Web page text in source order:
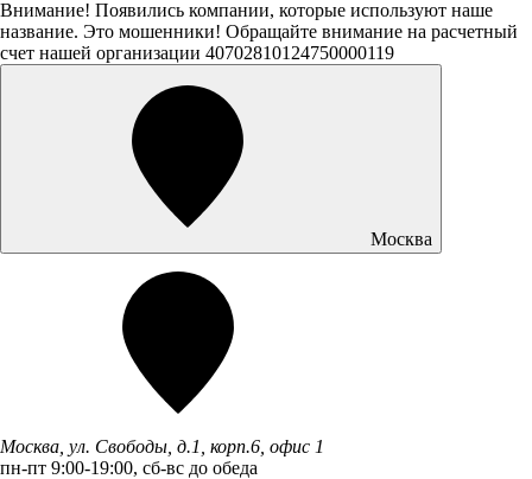
Внимание! Появились компании, которые используют наше
название. Это мошенники! Обращайте внимание на расчетный
счет нашей организации 40702810124750000119
Москва
Москва, ул. Свободы, д.1, корп.6, офис 1
пн-пт 9:00-19:00, сб-вс до обеда